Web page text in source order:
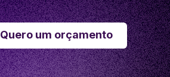
Quero um orçamento